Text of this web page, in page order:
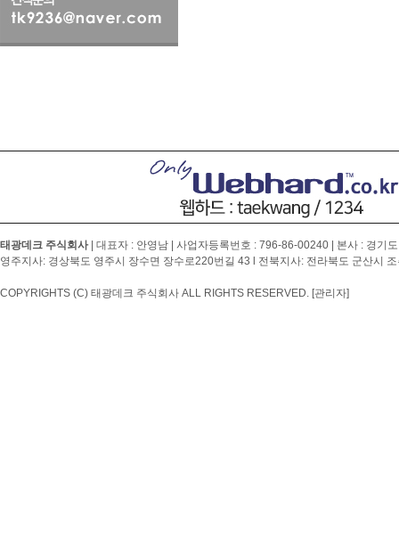
태광데크 주식회사| 대표자 : 안영남 | 사업자등록번호 : 796-86-00240 | 본사 : 경기
영주지사: 경상북도 영주시 장수면 장수로220번길 43 l 전북지사: 전라북도 군산시
COPYRIGHTS (C) 태광데크 주식회사 ALL RIGHTS RESERVED. [관리자]